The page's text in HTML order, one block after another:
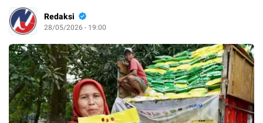
Redaksi
28/05/2026 - 19:00